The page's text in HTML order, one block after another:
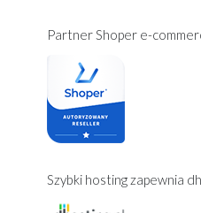
Partner Shoper e-
Szybki hosting zapewnia